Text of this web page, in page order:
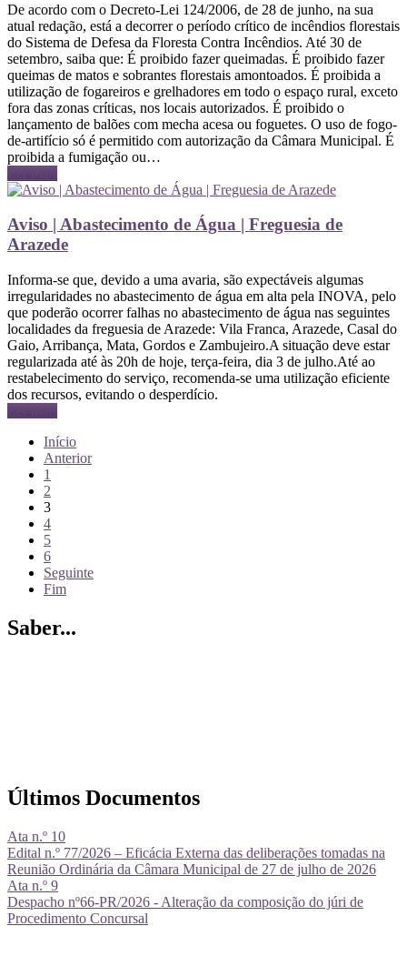
De acordo com o Decreto-Lei 124/2006, de 28 de junho, na sua
atual redação, está a decorrer o período crítico de incêndios florestais
do Sistema de Defesa da Floresta Contra Incêndios. Até 30 de
setembro, saiba que: É proibido fazer queimadas. É proibido fazer
queimas de matos e sobrantes florestais amontoados. É proibida a
utilização de fogareiros e grelhadores em todo o espaço rural, exceto
fora das zonas críticas, nos locais autorizados. É proibido o
lançamento de balões com mecha acesa ou foguetes. O uso de fogo-
de-artifício só é permitido com autorização da Câmara Municipal. É
proibida a fumigação ou…
Ler mais
Aviso | Abastecimento de Água | Freguesia de
Arazede
Informa-se que, devido a uma avaria, são expectáveis algumas
irregularidades no abastecimento de água em alta pela INOVA, pelo
que poderão ocorrer falhas no abastecimento de água nas seguintes
localidades da freguesia de Arazede: Vila Franca, Arazede, Casal do
Gaio, Arribança, Mata, Gordos e Zambujeiro.A situação deve estar
regularizada até às 20h de hoje, terça-feira, dia 3 de julho.Até ao
restabelecimento do serviço, recomenda-se uma utilização eficiente
dos recursos, evitando o desperdício.
Ler mais
Início
Anterior
1
2
3
4
5
6
Seguinte
Fim
Saber...
Últimos Documentos
Ata n.º 10
Edital n.º 77/2026 – Eficácia Externa das deliberações tomadas na
Reunião Ordinária da Câmara Municipal de 27 de julho de 2026
Ata n.º 9
Despacho nº66-PR/2026 - Alteração da composição do júri de
Procedimento Concursal